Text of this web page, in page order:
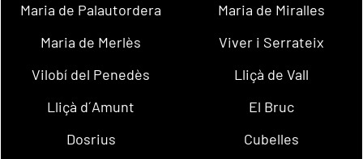
Maria de Palautordera
Maria de Miralles
Maria de Merlès
Viver i Serrateix
Vilobí del Penedès
Lliçà de Vall
Lliçà d´Amunt
El Bruc
Dosrius
Cubelles